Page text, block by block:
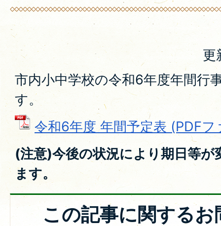
更
市内小中学校の令和6年度年間行
す。
令和6年度 年間予定表 (PDF
(注意)今後の状況により期日等
ます。
この記事に関する